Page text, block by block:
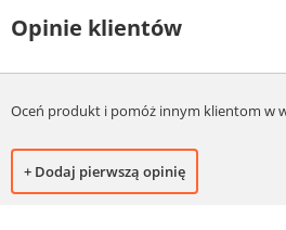
Opinie klientów
Oceń produkt i pomóż innym klientom w
+ Dodaj pierwszą opinię